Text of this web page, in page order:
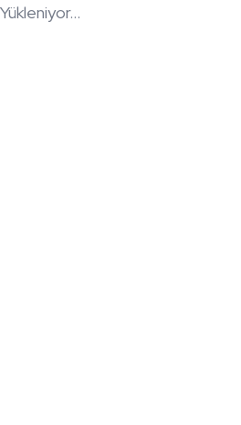
Yükleniyor...